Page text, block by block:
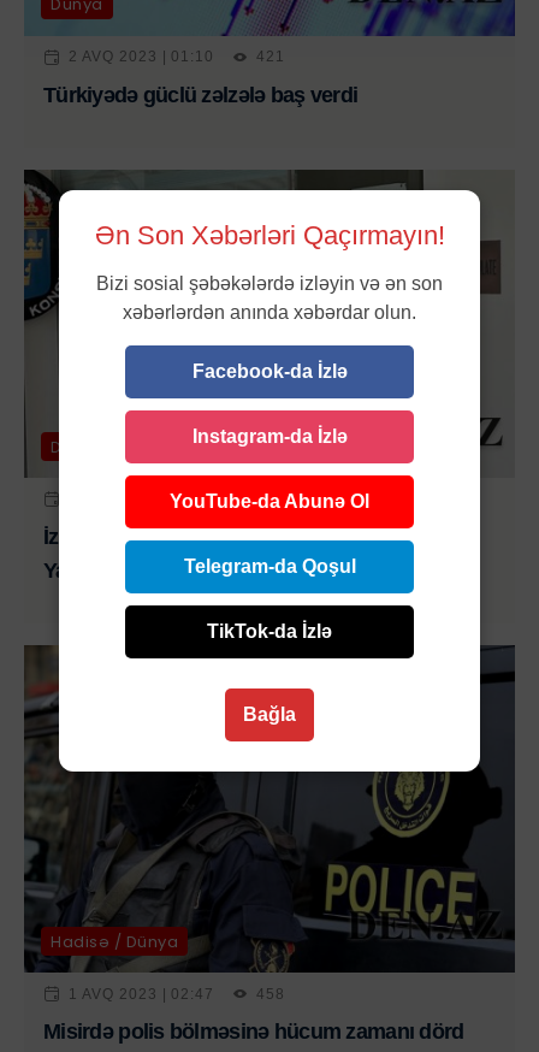
Dünya
2 AVQ 2023 | 01:10 421
Türkiyədə güclü zəlzələ baş verdi
Dünya
1 AVQ 2023 | 20:53 465
İzmirdəki İsveç Konsulluğunda silahlı hücum -
Yaralı var
Hadisə / Dünya
1 AVQ 2023 | 02:47 458
Misirdə polis bölməsinə hücum zamanı dörd
Ən Son Xəbərləri Qaçırmayın!
Bizi sosial şəbəkələrdə izləyin və ən son
xəbərlərdən anında xəbərdar olun.
Facebook-da İzlə
Instagram-da İzlə
YouTube-da Abunə Ol
Telegram-da Qoşul
TikTok-da İzlə
Bağla